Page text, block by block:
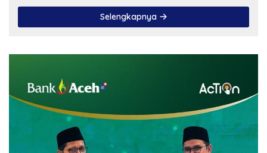
Selengkapnya